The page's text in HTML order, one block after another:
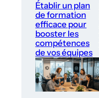
Établir un plan
de formation
efficace pour
booster les
compétences
de vos équipes